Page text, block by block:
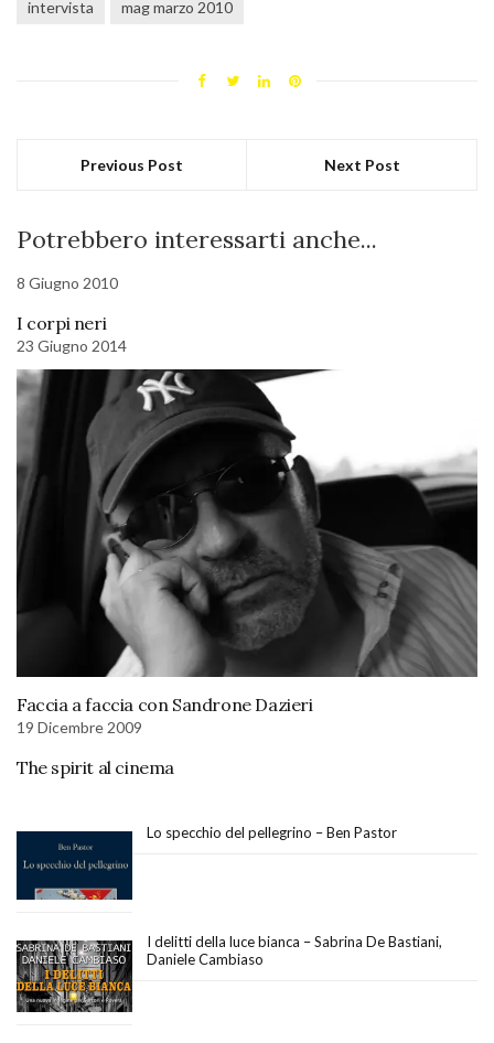
intervista mag marzo 2010
Previous Post Next Post
Potrebbero interessarti anche...
8 Giugno 2010
I corpi neri
23 Giugno 2014
Faccia a faccia con Sandrone Dazieri
19 Dicembre 2009
The spirit al cinema
Lo specchio del pellegrino – Ben Pastor
I delitti della luce bianca – Sabrina De Bastiani,
Daniele Cambiaso